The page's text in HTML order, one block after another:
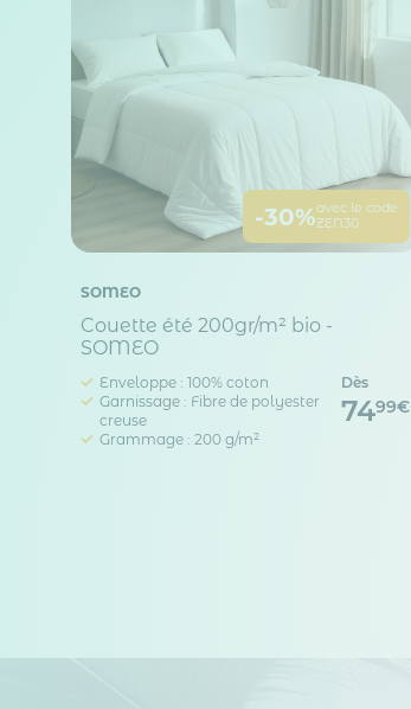
-30%avec le code
ZEN30
SOMEO
Couette été 200gr/m² bio -
SOMEO
Enveloppe : 100% coton
Garnissage : Fibre de polyester
creuse
Grammage : 200 g/m²
Dès
7499€